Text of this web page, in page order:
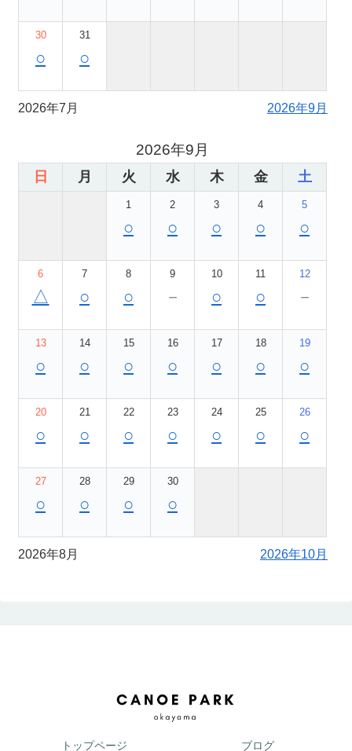
30
○
31
○
2026年7月 2026年9月
2026年9月
日 月 火 水 木 金 土
1
○
2
○
3
○
4
○
5
○
6
△
7
○
8
○
9
－
10
○
11
○
12
－
13
○
14
○
15
○
16
○
17
○
18
○
19
○
20
○
21
○
22
○
23
○
24
○
25
○
26
○
27
○
28
○
29
○
30
○
2026年8月 2026年10月
トップページ ブログ